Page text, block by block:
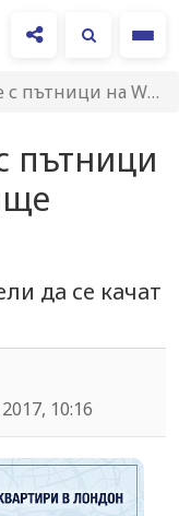
Wizz Air на летище "София"
пътници
да се качат
10:16